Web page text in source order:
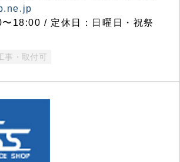
18:00 / 定休日：日曜日・祝祭
事・取付可